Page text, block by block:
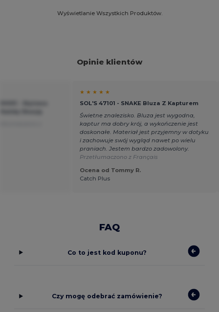
Wyświetlanie Wszystkich Produktów.
Opinie klientów
★ ★ ★ ★ ★
SOL'S 47101 - SNAKE Bluza Z Kapturem
Świetne znalezisko. Bluza jest wygodna,
kaptur ma dobry krój, a wykończenie jest
doskonałe. Materiał jest przyjemny w dotyku
i zachowuje swój wygląd nawet po wielu
praniach. Jestem bardzo zadowolony.
Przetłumaczono z Français
Ocena od Tommy R.
Catch Plus
FAQ
Co to jest kod kuponu?
Czy mogę odebrać zamówienie?